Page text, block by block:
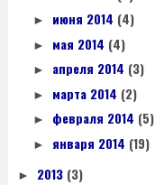
► июня 2014 (4)
► мая 2014 (4)
► апреля 2014 (3)
► марта 2014 (2)
► февраля 2014 (5)
► января 2014 (19)
► 2013 (3)